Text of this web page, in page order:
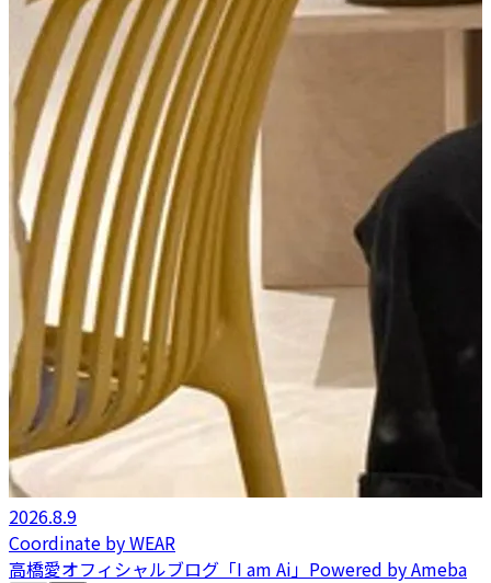
2026.8.9
Coordinate by WEAR
高橋愛オフィシャルブログ「I am Ai」Powered by Ameba